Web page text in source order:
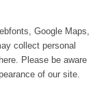
Google Maps,
collect personal
Please be aware
of our site.